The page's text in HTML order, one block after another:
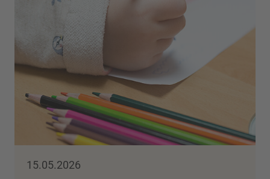
15.05.2026